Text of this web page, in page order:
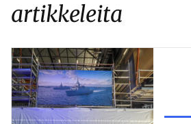
artikkeleita